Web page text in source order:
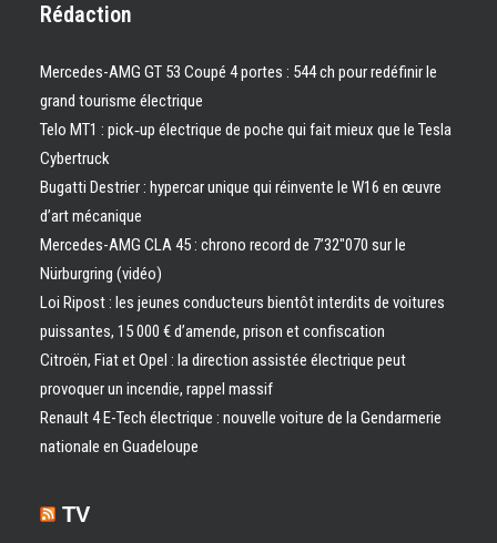
Rédaction
Mercedes-AMG GT 53 Coupé 4 portes : 544 ch pour redéfinir le
grand tourisme électrique
Telo MT1 : pick‑up électrique de poche qui fait mieux que le Tesla
Cybertruck
Bugatti Destrier : hypercar unique qui réinvente le W16 en œuvre
d’art mécanique
Mercedes-AMG CLA 45 : chrono record de 7’32″070 sur le
Nürburgring (vidéo)
Loi Ripost : les jeunes conducteurs bientôt interdits de voitures
puissantes, 15 000 € d’amende, prison et confiscation
Citroën, Fiat et Opel : la direction assistée électrique peut
provoquer un incendie, rappel massif
Renault 4 E-Tech électrique : nouvelle voiture de la Gendarmerie
nationale en Guadeloupe
TV